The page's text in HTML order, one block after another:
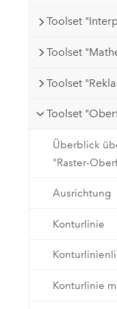
die
Toolset
Toolset
Toolset
Toolset
Überblick
"Raster-
Ausrichtung
Konturlinie
Konturlinie